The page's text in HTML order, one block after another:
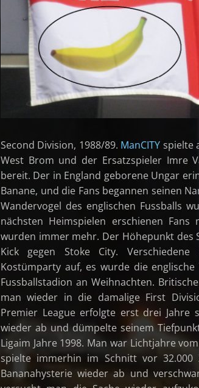
Second Division, 1988/89. ManCITY spielte
West Brom und der Ersatzspieler Imre
bereit. Der in England geborene Ungar
Banane, und die Fans begannen seinen
Wandervogel des englischen Fussballs
nächsten Heimspielen erschienen Fans
wurden immer mehr. Der Höhepunkt des
Kick gegen Stoke City.
Kostümparty auf, es wurde die
Fussballstadion an Weihnachten.
man wieder in die damalige First
Premier League erfolgte erst drei Jahre
wieder ab und dümpelte seinem
Ligaim Jahre 1998. Man war Lichtjahre
spielte immerhin im Schnitt vor
Bananahysterie wieder ab und